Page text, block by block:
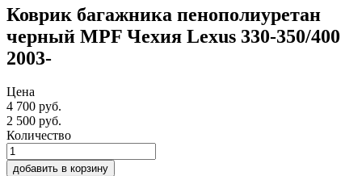
Коврик багажника пенополиуретан
черный MPF Чехия Lexus 330-350/400
2003-
Цена
4 700 руб.
2 500 руб.
Количество
добавить в корзину